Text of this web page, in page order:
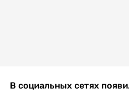
В социальных сетях